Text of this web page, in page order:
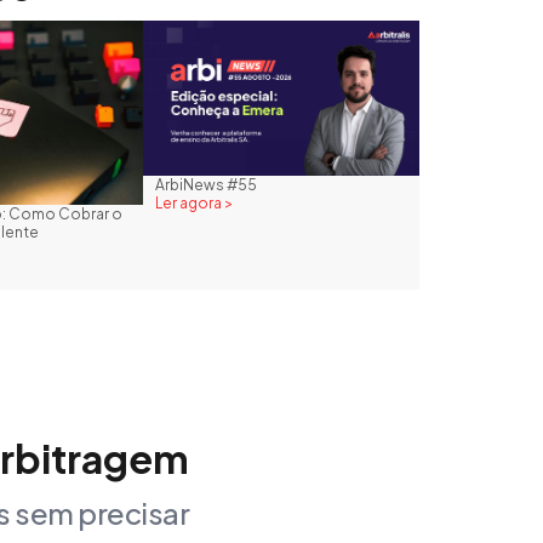
Como Cobrar o
ArbiNews #55
Ler agora >
sem precisar